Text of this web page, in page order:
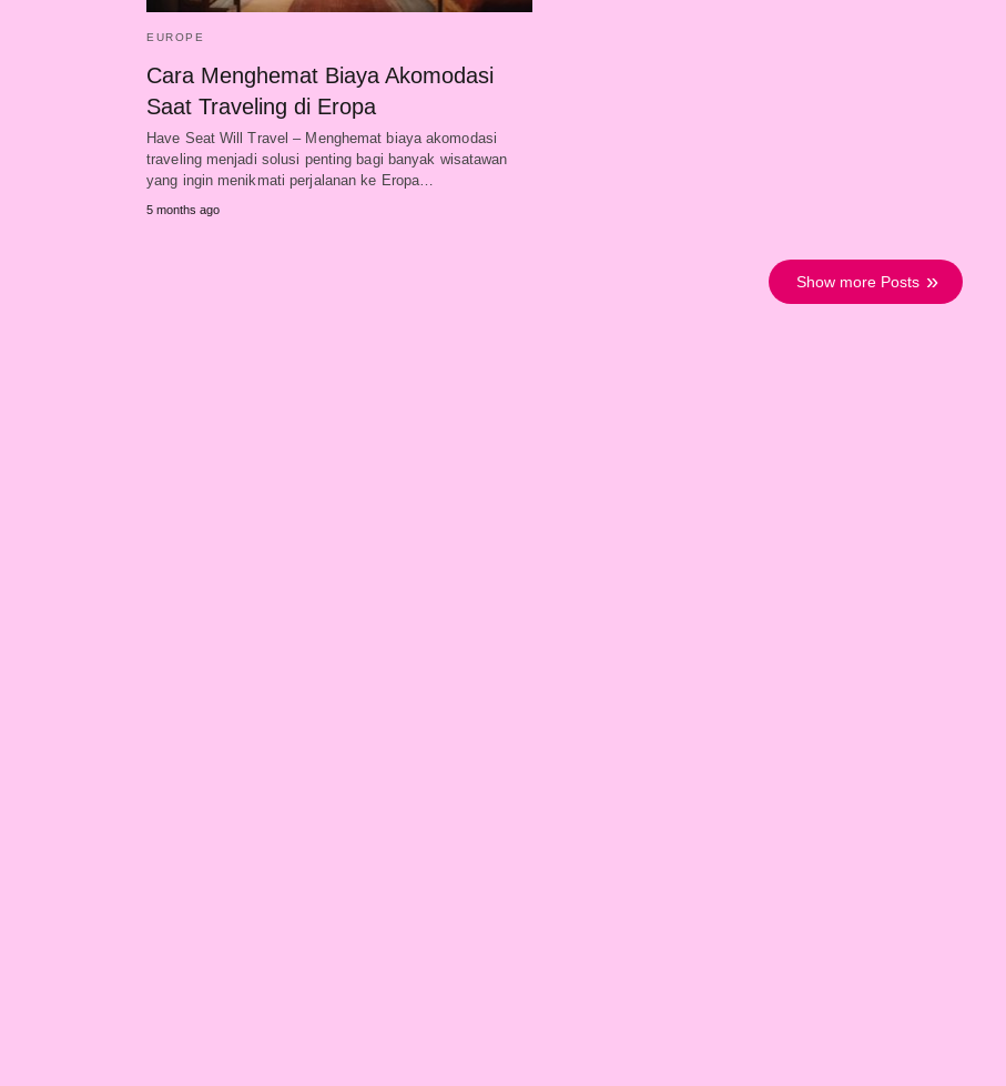
EUROPE
Cara Menghemat Biaya Akomodasi
Saat Traveling di Eropa
Have Seat Will Travel – Menghemat biaya akomodasi
traveling menjadi solusi penting bagi banyak wisatawan
yang ingin menikmati perjalanan ke Eropa…
5 months ago
Show more Posts